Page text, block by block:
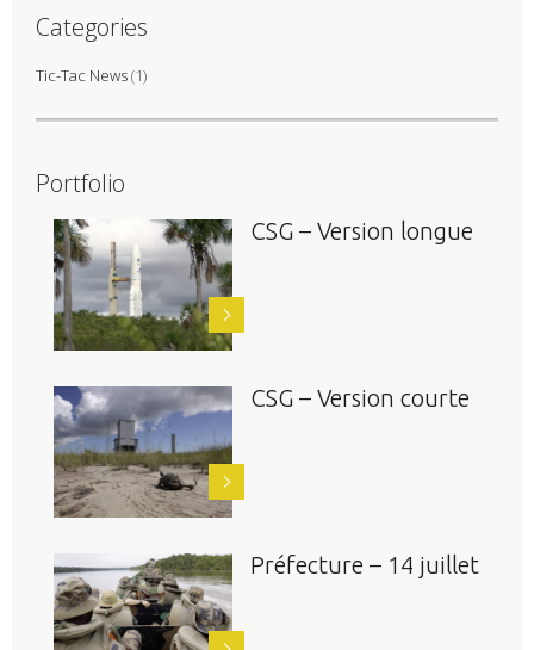
Categories
Tic-Tac News(1)
Portfolio
CSG – Version longue
CSG – Version courte
Préfecture – 14 juillet